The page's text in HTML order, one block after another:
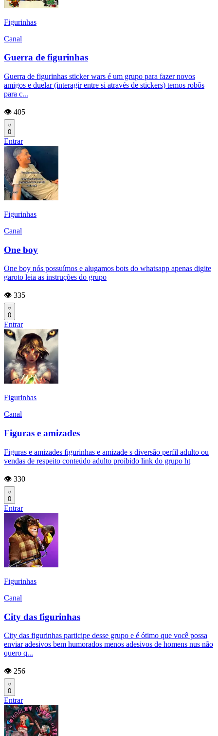
Figurinhas
Canal
Guerra de figurinhas
Guerra de figurinhas sticker wars é um grupo para fazer novos
amigos e duelar (interagir entre si através de stickers) temos robôs
para c...
👁️ 405
0
Entrar
Figurinhas
Canal
One boy
One boy nós possuímos e alugamos bots do whatsapp apenas digite
garoto leia as instruções do grupo
👁️ 335
0
Entrar
Figurinhas
Canal
Figuras e amizades
Figuras e amizades figurinhas e amizade s diversão perfil adulto ou
vendas de respeito conteúdo adulto proibido link do grupo ht
👁️ 330
0
Entrar
Figurinhas
Canal
City das figurinhas
City das figurinhas participe desse grupo e é ótimo que você possa
enviar adesivos bem humorados menos adesivos de homens nus não
quero q...
👁️ 256
0
Entrar